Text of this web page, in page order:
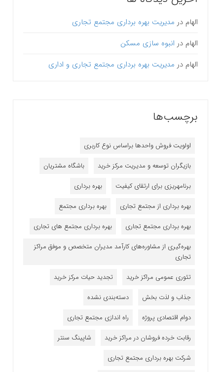
الهام در مدیریت بهره برداری مجتمع تجاری
الهام در انبوه سازی مسکن
الهام در مدیریت بهره برداری مجتمع تجاری و اداری
برچسب‌ها
اولویت فروش واحدها براساس نوع کاربری
بازیگران توسعه و مدیریت مرکز خرید
باشگاه مشتریان
برنامه‎ریزی برای ارتقای کیفیت
بهره برداری
بهره برداری از مجتمع تجاری
بهره برداری مجتمع
بهره برداری مجتمع تجاری
بهره برداری مجتمع های تجاری
بهره‌گیری از مشاوره‌های کارآمد مدیران متخصص و موفق مراکز
تجاری
تئوری عمومی مراکز خرید
تجدید حیات مرکز خرید
جذاب و لذت بخش
دسته‌بندی نشده
دوام اقتصادی پروژه
راه اندازی مجتمع تجاری
رقابت خرده فروشان در مراکز خرید
شاپینگ سنتر
شرکت بهره برداری مجتمع تجاری